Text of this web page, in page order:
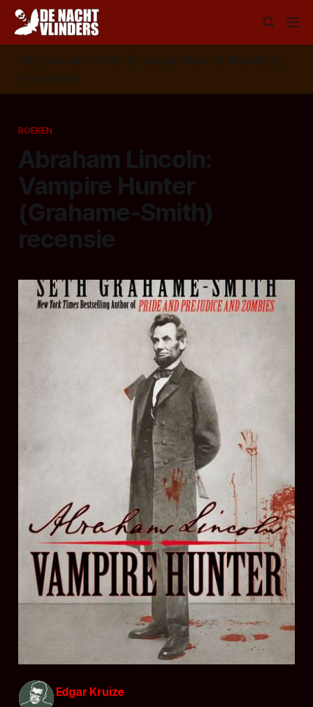
Volg ons op: 📣 RSS 📰 Google News 🦋 Bluesky
✉️
Nieuwsbrief
BOEKEN
Abraham Lincoln:
Vampire Hunter
(Grahame-Smith)
recensie
Edgar Kruize